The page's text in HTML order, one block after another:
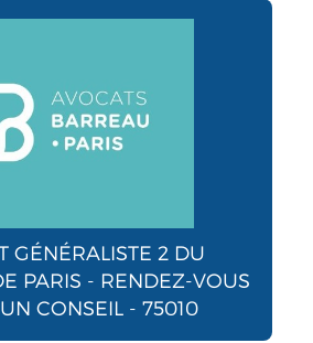
GÉNÉRALISTE 2 DU
PARIS - RENDEZ-VOUS
CONSEIL - 75010